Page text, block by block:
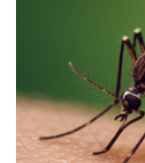
Grünalgen, die vor
lebten. Unter den
die noch heute in
Süßwasseralge
dieser Gruppe bilden
mit
nächsten…